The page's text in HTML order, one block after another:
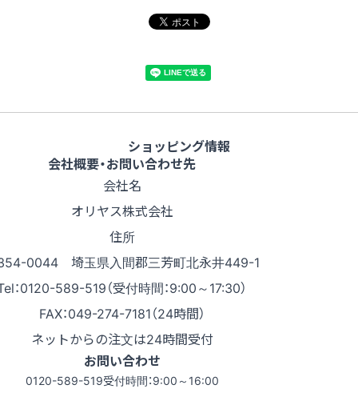
ショッピング情報
会社概要・お問い合わせ先
会社名
オリヤス株式会社
住所
0044 埼玉県入間郡三芳町北永井449-1
：0120-589-519（受付時間：9:00～17:30）
FAX：049-274-7181（24時間）
ネットからの注文は24時間受付
お問い合わせ
0120-589-519受付時間：9:00～16:00